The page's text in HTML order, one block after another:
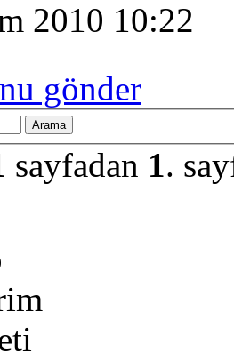
2010 10:22
gönder
sayfadan 1 .